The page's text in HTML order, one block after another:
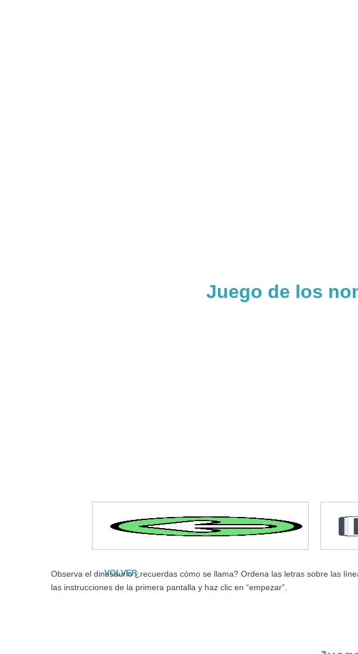
Juego de los
VOLVER
Observa el dinosaurio ¿recuerdas cómo se llama? Ordena las letras sobre las
las instrucciones de la primera pantalla y haz clic en “empezar”.